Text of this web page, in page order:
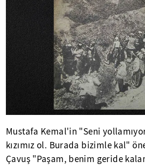
Mustafa Kemal'in "Seni
kızımız ol. Burada bizimle kal"
Çavuş "Paşam, benim geride